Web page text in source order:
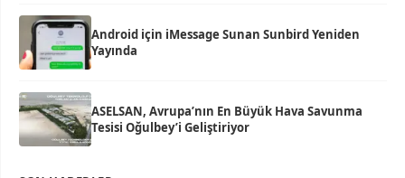
Android için iMessage Sunan Sunbird Yeniden
Yayında
ASELSAN, Avrupa’nın En Büyük Hava Savunma
Tesisi Oğulbey’i Geliştiriyor